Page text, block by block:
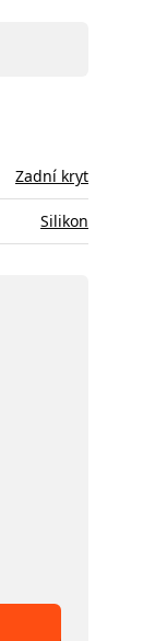
Zadní kryt
Silikon